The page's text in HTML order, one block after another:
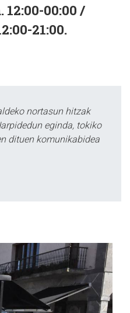
00:00 /
21:00.
nortasun hitzak
eginda, tokiko
dituen komunikabidea